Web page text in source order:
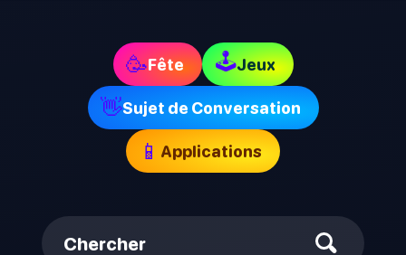
🥳Fête 🕹Jeux
👋Sujet de Conversation
📱 Applications
Chercher